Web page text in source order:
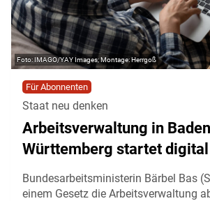
IMAGO/YAY Images; Montage: Herrgoß
Für Abonnenten
Staat neu denken
Arbeitsverwaltung in
Württemberg startet
Bundesarbeitsministerin Bärbel Bas
einem Gesetz die Arbeitsverwaltung